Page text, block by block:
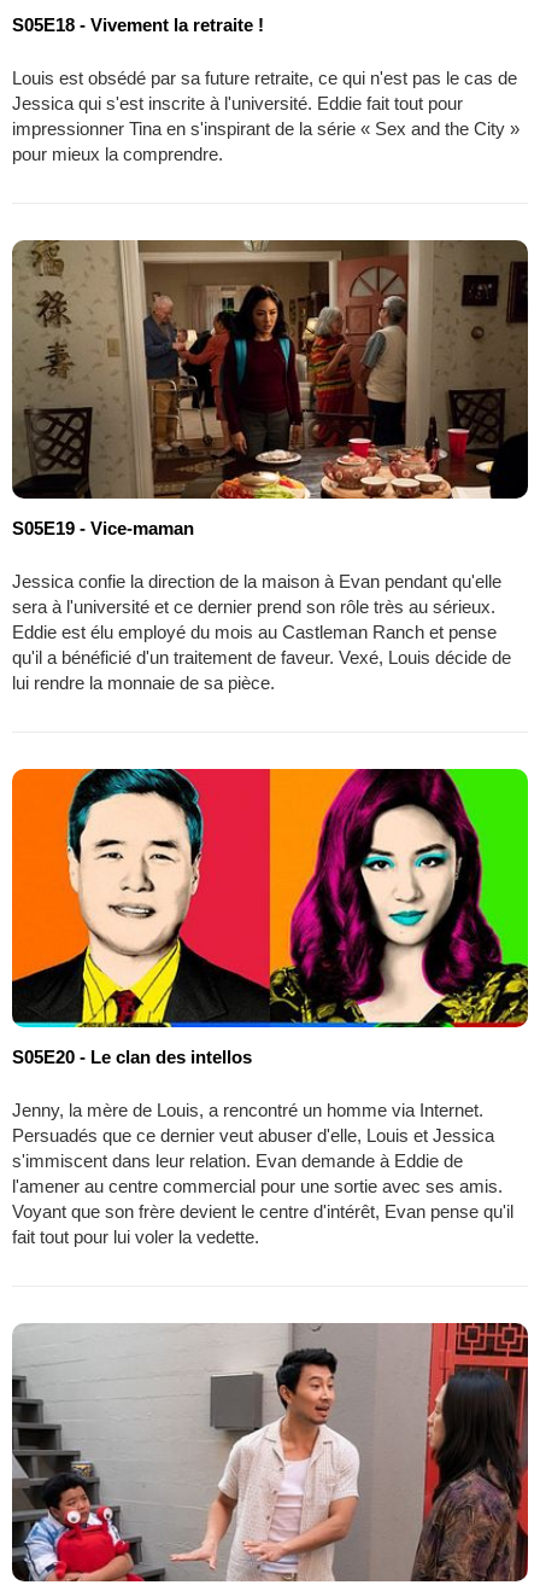
S05E18 - Vivement la retraite !
Louis est obsédé par sa future retraite, ce qui n'est pas le cas de
Jessica qui s'est inscrite à l'université. Eddie fait tout pour
impressionner Tina en s'inspirant de la série « Sex and the City »
pour mieux la comprendre.
S05E19 - Vice-maman
Jessica confie la direction de la maison à Evan pendant qu'elle
sera à l'université et ce dernier prend son rôle très au sérieux.
Eddie est élu employé du mois au Castleman Ranch et pense
qu'il a bénéficié d'un traitement de faveur. Vexé, Louis décide de
lui rendre la monnaie de sa pièce.
S05E20 - Le clan des intellos
Jenny, la mère de Louis, a rencontré un homme via Internet.
Persuadés que ce dernier veut abuser d'elle, Louis et Jessica
s'immiscent dans leur relation. Evan demande à Eddie de
l'amener au centre commercial pour une sortie avec ses amis.
Voyant que son frère devient le centre d'intérêt, Evan pense qu'il
fait tout pour lui voler la vedette.